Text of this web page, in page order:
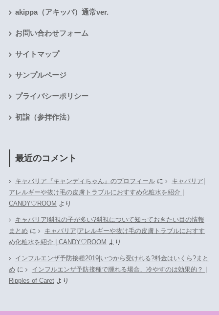
akippa（アキッパ）通常ver.
お問い合わせフォーム
サイトマップ
サンプルページ
プライバシーポリシー
初詣（参拝作法）
最近のコメント
キャバリア『キャンディちゃん』のプロフィールに
キャバリア|
アレルギーや抜け毛の皮膚トラブルにおすすめ化粧水を紹介 |
CANDY♡ROOM より
キャバリア|斜視の子が多い?斜視について知っておきたい目の情報
まとめ に
キャバリア|アレルギーや抜け毛の皮膚トラブルにおすす
め化粧水を紹介 | CANDY♡ROOM より
インフルエンザ予防接種2019|いつから受けれる?料金はいくら?まと
め に
インフルエンザ予防接種で腫れる場合、冷やすのは効果的？ |
Ripples of Caretより